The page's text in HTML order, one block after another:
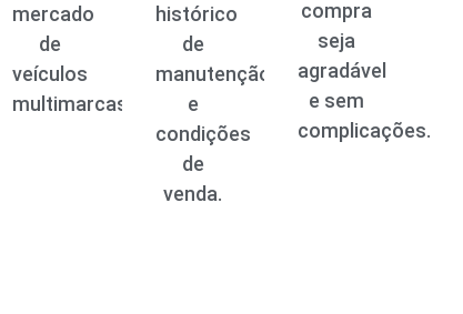
mercado
de
veículos
multimarcas.
histórico
de
manutenção
e
condições
de
venda.
compra
seja
agradável
e sem
complicações.